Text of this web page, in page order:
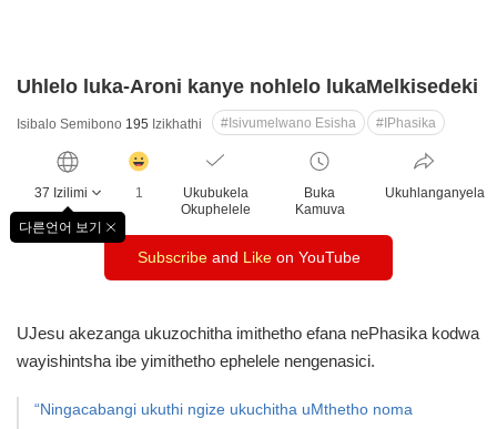
Uhlelo luka-Aroni kanye nohlelo lukaMelkisedeki
Isibalo Semibono 195 Izikhathi #Isivumelwano Esisha #IPhasika
37 Izilimi
다른언어 보기
창
기
수
1
Ukubukela
Okuphelele
Buka
Kamuva
Ukuhlanganyela
Subscribeand Likeon YouTube
UJesu akezanga ukuzochitha imithetho efana nePhasika kodwa
wayishintsha ibe yimithetho ephelele nengenasici.
“Ningacabangi ukuthi ngize ukuchitha uMthetho noma